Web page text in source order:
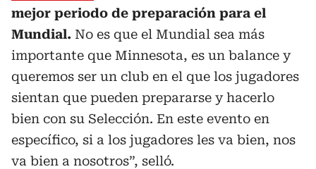
mejor periodo de preparación para el
Mundial. No es que el Mundial sea más
importante que Minnesota, es un balance y
queremos ser un club en el que los jugadores
sientan que pueden prepararse y hacerlo
bien con su Selección. En este evento en
específico, si a los jugadores les va bien, nos
va bien a nosotros”, selló.